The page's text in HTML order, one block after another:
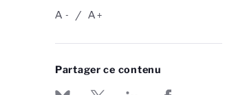
-
A +
A
Partager ce contenu